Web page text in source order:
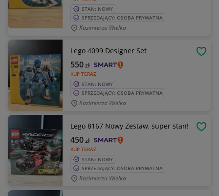
STAN: NOWY
SPRZEDAJĄCY: OSOBA PRYWATNA
Kazimierza Wielka
Lego 4099 Designer Set
KUP TERAZ
550zł
STAN: NOWY
SPRZEDAJĄCY: OSOBA PRYWATNA
Kazimierza Wielka
Lego 8167 Nowy Zestaw, super stan!
KUP TERAZ
450zł
STAN: NOWY
SPRZEDAJĄCY: OSOBA PRYWATNA
Kazimierza Wielka